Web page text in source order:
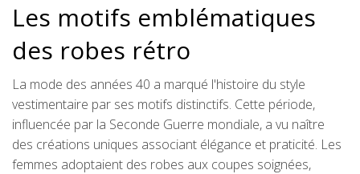
Les motifs emblématiques
des robes rétro
La mode des années 40 a marqué l'histoire du style
vestimentaire par ses motifs distinctifs. Cette période,
influencée par la Seconde Guerre mondiale, a vu naître
des créations uniques associant élégance et praticité. Les
femmes adoptaient des robes aux coupes soignées,